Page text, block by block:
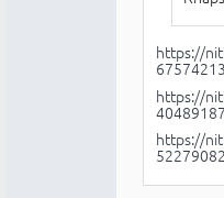
https://
https://
https://